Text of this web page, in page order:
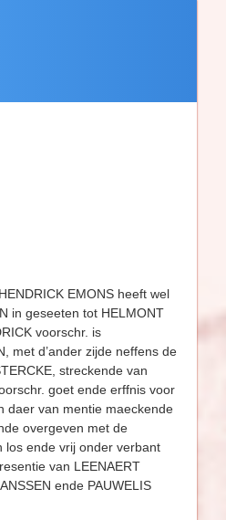
EMONS heeft wel
in geseeten tot HELMONT
voorschr. is
met d’ander zijde neffens de
streckende van
goet ende erffnis voor
daer van mentie maeckende
overgeven met de
los ende vrij onder verbant
van LEENAERT
ende PAUWELIS